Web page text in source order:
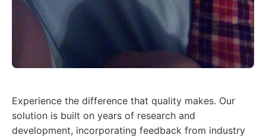
Experience the difference that quality makes. Our
solution is built on years of research and
development, incorporating feedback from industry